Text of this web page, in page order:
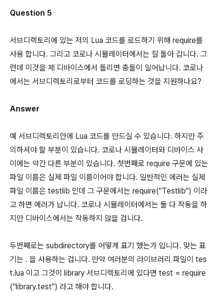
Question 5
서브디렉토리에 있는 저의 Lua 코드를 로드하기 위해 require를
사용 합니다. 그리고 코로나 시뮬레이터에서는 잘 돌아 갑니다. 그
런데 이것을 제 디바이스에서 돌리면 충돌이 일어납니다. 코로나
에서는 서브디렉토리로부터 코드를 로딩하는 것을 지원하나요?
Answer
예 서브디렉토리안에 Lua 코드를 만드실 수 있습니다. 하지만 주
의하셔야 할 부분이 있습니다. 코로나 시뮬레이터와 디바이스 사
이에는 약간 다른 부분이 있습니다. 첫번째로 require 구문에 있는
파일 이름은 실제 파일 이름이어야 합니다. 일반적인 에러는 실제
파일 이름은 testlib 인데 그 구문에서는 require("Testlib") 이라
고 하면 에러가 납니다. 코로나 시뮬레이터에서는 둘 다 작동을 하
지만 디바이스에서는 작동하지 않을 겁니다.
두번째로는 subdirectory를 어떻게 표기 했는가 입니다. 맞는 표
기는 . 을 사용하는 겁니다. 만약 여러분의 라이브러리 파일이 tes
t.lua 이고 그것이 library 서브디렉토리에 있다면 test = require
("library.test") 라고 해야 합니다.